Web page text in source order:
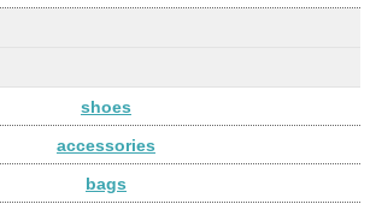
shoes
accessories
bags